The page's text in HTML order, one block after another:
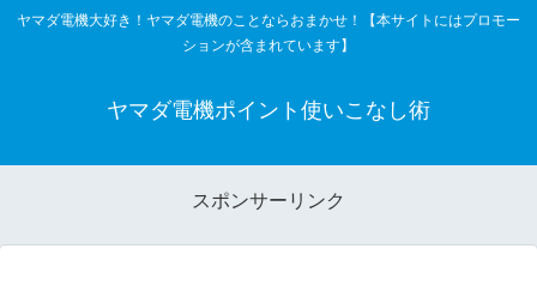
ヤマダ電機大好き！ヤマダ電機のことならおまかせ！【本サイトにはプロモー
ションが含まれています】
ヤマダ電機ポイント使いこなし術
スポンサーリンク